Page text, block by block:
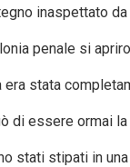
inaspettato
penale si
stata
di essere ormai
stati stipati in